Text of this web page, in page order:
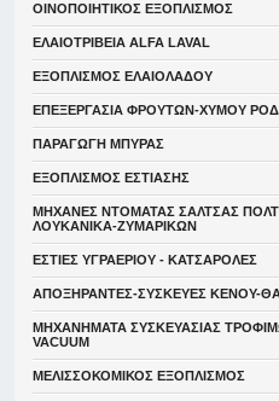
ΟΙΝΟΠΟΙΗΤΙΚΟΣ ΕΞΟΠΛΙΣΜΟΣ
ΕΛΑΙΟΤΡΙΒΕΙΑ ALFA LAVAL
ΕΞΟΠΛΙΣΜΟΣ ΕΛΑΙΟΛΑΔΟΥ
ΕΠΕΞΕΡΓΑΣΙΑ ΦΡΟΥΤΩΝ-ΧΥΜΟΥ
ΠΑΡΑΓΩΓΗ ΜΠΥΡΑΣ
ΕΞΟΠΛΙΣΜΟΣ ΕΣΤΙΑΣΗΣ
ΜΗΧΑΝΕΣ ΝΤΟΜΑΤΑΣ ΣΑΛΤΣΑΣ
ΛΟΥΚΑΝΙΚΑ-ΖΥΜΑΡΙΚΩΝ
ΕΣΤΙΕΣ ΥΓΡΑΕΡΙΟΥ - ΚΑΤΣΑΡΟΛΕΣ
ΑΠΟΞΗΡΑΝΤΕΣ-ΣΥΣΚΕΥΕΣ ΚΕΝΟΥ-
ΜΗΧΑΝΗΜΑΤΑ ΣΥΣΚΕΥΑΣΙΑΣ
VACUUM
ΜΕΛΙΣΣΟΚΟΜΙΚΟΣ ΕΞΟΠΛΙΣΜΟΣ